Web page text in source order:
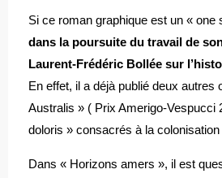
Si ce roman graphique est un « one
dans la poursuite du travail de
Laurent-Frédéric Bollée sur
En effet, il a déjà publié deux autres
Australis » ( Prix Amerigo-Vespucci
doloris » consacrés à la colonisation
Dans « Horizons amers », il est